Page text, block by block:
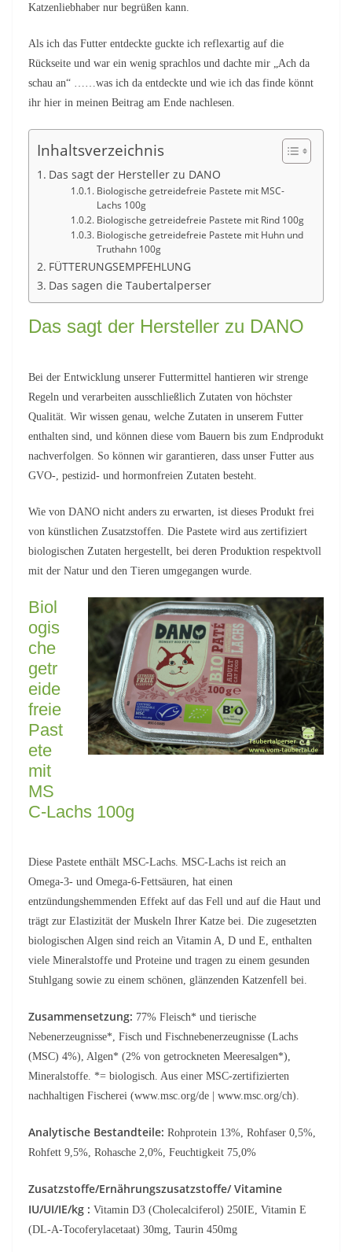
Katzenliebhaber nur begrüßen kann.
Als ich das Futter entdeckte guckte ich reflexartig auf die
Rückseite und war ein wenig sprachlos und dachte mir „Ach da
schau an“ ……was ich da entdeckte und wie ich das finde könnt
ihr hier in meinen Beitrag am Ende nachlesen.
Inhaltsverzeichnis
Das sagt der Hersteller zu DANO
Biologische getreidefreie Pastete mit MSC-
Lachs 100g
Biologische getreidefreie Pastete mit Rind 100g
Biologische getreidefreie Pastete mit Huhn und
Truthahn 100g
FÜTTERUNGSEMPFEHLUNG
Das sagen die Taubertalperser
Das sagt der Hersteller zu DANO
Bei der Entwicklung unserer Futtermittel hantieren wir strenge
Regeln und verarbeiten ausschließlich Zutaten von höchster
Qualität. Wir wissen genau, welche Zutaten in unserem Futter
enthalten sind, und können diese vom Bauern bis zum Endprodukt
nachverfolgen. So können wir garantieren, dass unser Futter aus
GVO-, pestizid- und hormonfreien Zutaten besteht.
Wie von DANO nicht anders zu erwarten, ist dieses Produkt frei
von künstlichen Zusatzstoffen. Die Pastete wird aus zertifiziert
biologischen Zutaten hergestellt, bei deren Produktion respektvoll
mit der Natur und den Tieren umgegangen wurde.
Biol
ogis
che
getr
eide
freie
Past
ete
mit
MS
C-Lachs 100g
Diese Pastete enthält MSC-Lachs. MSC-Lachs ist reich an
Omega-3- und Omega-6-Fettsäuren, hat einen
entzündungshemmenden Effekt auf das Fell und auf die Haut und
trägt zur Elastizität der Muskeln Ihrer Katze bei. Die zugesetzten
biologischen Algen sind reich an Vitamin A, D und E, enthalten
viele Mineralstoffe und Proteine und tragen zu einem gesunden
Stuhlgang sowie zu einem schönen, glänzenden Katzenfell bei.
Zusammensetzung: 77% Fleisch* und tierische
Nebenerzeugnisse*, Fisch und Fischnebenerzeugnisse (Lachs
(MSC­) 4%), Algen* (2% von getrockneten Meeresalgen*),
Mineralstoffe. *= biologisch. ­Aus einer MSC-zertifizierten
nachhaltigen Fischerei (www.msc.org/de | www.msc.org/ch).
Analytische Bestandteile: Rohprotein 13%, Rohfaser 0,5%,
Rohfett 9,5%, Rohasche 2,0%, Feuchtigkeit 75,0%
Zusatzstoffe/Ernährungszusatzstoffe/ Vitamine
IU/UI/IE/kg : Vitamin D3 (Cholecalciferol) 250IE, Vitamin E
(DL-A-Tocoferylacetaat) 30mg, Taurin 450mg